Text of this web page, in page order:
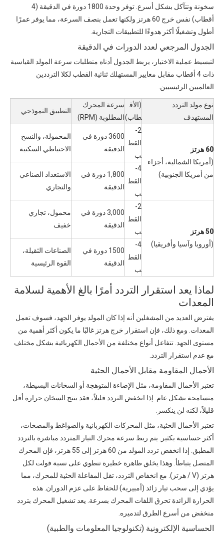
سخونة وتتآكل بشكل أسرع. توفر وحدة 1800 دورة في الدقيقة (4
أقطاب) نفس خرج 60 هرتز ولكنها تعمل بنصف السرعة، مما يوفر عمرًا
أطول وتشغيلًا أكثر هدوءًا للتطبيقات التجارية.
الجدول المرجعي لعدد الدورات في الدقيقة
لتبسيط عملية الاختيار، يربط الجدول أدناه متطلبات سرعة المولد القياسية
ذات 4 أقطاب
مقابل معايير المستهلك ثنائية القطب لكلا الترددين
العالميين الرئيسيين.
نوع مولد التردد
المستهدف
(الأق
طاب)
سرعة المحرك
المطلوبة (RPM)
التطبيق النموذجي
60 هرتز
(أمريكا الشمالية، أجزاء
من أمريكا الجنوبية)
2-
القط
ب
3600 دورة في
الدقيقة
المحمولة، والنسخ
الاحتياطي السكنية
4-
القط
ب
1,800 دورة في
الدقيقة
الاستعداد الصناعي
والتجاري
50 هرتز
(أوروبا وآسيا وأفريقيا)
2-
القط
ب
3,000 دورة في
الدقيقة
محمول، تجاري
خفيف
4-
القط
ب
1500 دورة في
الدقيقة
الصناعات الثقيلة،
القوة الرئيسية
لماذا يعد استقرار التردد أمرًا بالغ الأهمية لسلامة
المعدات
يفترض العديد من المشغلين أنه إذا كان المولد يوفر الجهد، فسوف تعمل
المعدات. ومع ذلك، فإن استقرار خرج هرتز غالبًا ما يكون أكثر أهمية من
مستوى الجهد. تتفاعل أنواع مختلفة من الأحمال الكهربائية بشكل مختلف
مع عدم استقرار التردد.
الأحمال المقاومة مقابل الأحمال الحثية
تعتبر الأحمال المقاومة، مثل الإضاءة المتوهجة أو السخانات البسيطة،
متسامحة بشكل عام. إذا انخفض التردد قليلاً، فقد ينتج السخان حرارة أقل
قليلاً، لكنه لن ينكسر.
تعتبر الأحمال الحثية، مثل المحركات الكهربائية والضواغط والمضخات،
أكثر حساسية بكثير. يتم ربط سرعة محرك التيار المتردد مباشرة بالتردد
المطبق. إذا انخفض تردد المولد من 60 هرتز إلى 55 هرتز، فإن المحرك
المتصل يتباطأ. وهذا يخلق ظاهرة خطيرة تنطوي على نسبة فولت لكل
هرتز (V / هرتز). مع انخفاض التردد، تقل المفاعلة الحثية للمحرك، مما
يؤدي إلى سحب تيار زائد (أمبيرية) للحفاظ على عزم الدوران. هذه
الحرارة الزائدة تحرق اللفات المحرك بسرعة. يعد تشغيل المحرك بتردد
منخفض من أسرع الطرق لتدميره.
الحساسية الإلكترونية (تكنولوجيا المعلومات والطبية)